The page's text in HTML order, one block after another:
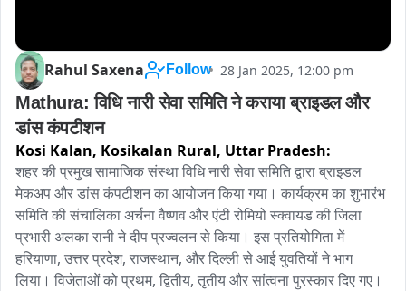
Rahul Saxena Follow 28 Jan 2025, 12:00 pm
Mathura: विधि नारी सेवा समिति ने कराया ब्राइडल और
डांस कंपटीशन
Kosi Kalan, Kosikalan Rural, Uttar Pradesh:
शहर की प्रमुख सामाजिक संस्था विधि नारी सेवा समिति द्वारा ब्राइडल
मेकअप और डांस कंपटीशन का आयोजन किया गया। कार्यक्रम का शुभारंभ
समिति की संचालिका अर्चना वैष्णव और एंटी रोमियो स्क्वायड की जिला
प्रभारी अलका रानी ने दीप प्रज्वलन से किया। इस प्रतियोगिता में
हरियाणा, उत्तर प्रदेश, राजस्थान, और दिल्ली से आई युवतियों ने भाग
लिया। विजेताओं को प्रथम, द्वितीय, तृतीय और सांत्वना पुरस्कार दिए गए।